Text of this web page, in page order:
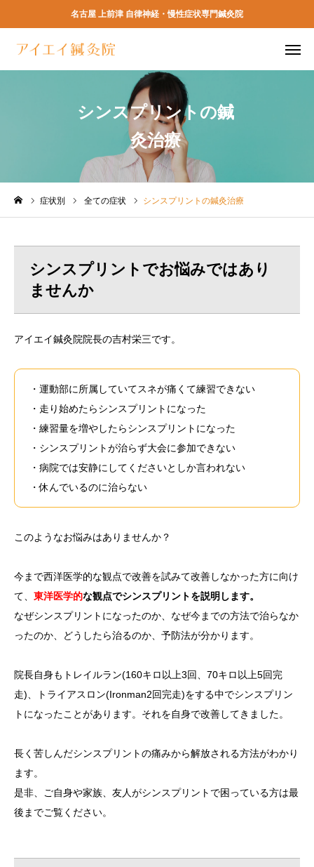
名古屋 上前津 自律神経・慢性症状専門鍼灸院
シンスプリントの鍼
灸治療
症状別 全ての症状 シンスプリントの鍼灸治療
シンスプリントでお悩みではあり
ませんか
アイエイ鍼灸院院長の吉村栄三です。
・運動部に所属していてスネが痛くて練習できない
・走り始めたらシンスプリントになった
・練習量を増やしたらシンスプリントになった
・シンスプリントが治らず大会に参加できない
・病院では安静にしてくださいとしか言われない
・休んでいるのに治らない
このようなお悩みはありませんか？
今まで西洋医学的な観点で改善を試みて改善しなかった方に向け
て、 東洋医学的な観点でシンスプリントを説明します。
なぜシンスプリントになったのか、なぜ今までの方法で治らなか
ったのか、どうしたら治るのか、予防法が分かります。
院長自身もトレイルラン(160キロ以上3回、70キロ以上5回完
走)、トライアスロン(Ironman2回完走)をする中でシンスプリン
トになったことがあります。それを自身で改善してきました。
長く苦しんだシンスプリントの痛みから解放される方法がわかり
ます。
是非、ご自身や家族、友人がシンスプリントで困っている方は最
後までご覧ください。
初めての方へ
料金
アクセス
症状別
ヘルスケアサポート